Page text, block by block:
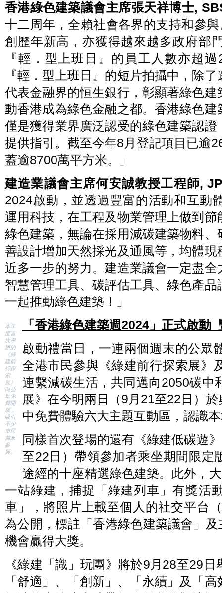
匯
聚
來
府
及
業
的
嘉
賓，
見
證
香
港
綠
色
建
築
週
正
式
動。
BBS,
JP（中）、
建
造
議
會
主
席
安
教
授
工
程
師,
JP（左
二）
以
及
港
綠
建
築
會
席
張
天
祥
博
士,
SBS（右
二）
擔
主
禮
賓，
參
與
啟
動
儀
式，
共
同
啟
動
象
徵
通
往
2050
碳
中
和
的
與
造
業
議
會
境
及
持
續
發
展
香港綠色建築議會主席張天祥博士,
十二周年，全賴社會各界的支持和參
創歷年新高，亦獲得越來越多政府部
『輕．型上班日』的員工人數亦超
『輕．型上班日』的短片拍攝中，除
代表金融界的恒生銀行，彰顯著綠色
動香港成為綠色金融之都。香港綠色
僅是獲得業界廣泛認受的綠色建築認
提供指引。截至今年8月登記項目已逾
蓋逾8700萬平方米。」
建造業議會主席何安誠教授工程師,
2024啟動，並透過豐富的活動和互動
運用科技，在工程及物業管理上做到
綠色建築，無論在採用減碳建築物料
善設計增加天然採光及通風等，均體
近多一步的努力。建造業議會一定盡
智慧管理工具、碳評估工具、綠色產
一起推動綠色建築！」
本年
度首
次舉
辦的
《綠
建前
行探
索
展》
向公
眾免
費開
放，
吸引
不少
市民
前來
參
與。
「香港綠色建築週2024 」正式啟動
啟動禮當日，一連兩個週末的公眾
全港市民參與《綠建前行探索展》
連繫減碳生活，共同邁向2050碳中
展》在今明兩日（9月21至22日）
中免費體驗六大主題互動區，認識
同樣首次登場的還有《綠建低碳遊
至22日）帶領參加者乘坐期間限定
途經的十座精選綠色建築。此外，
一站綠建，捕捉「綠建列車」有獎活
車」，將照片上載至個人的社交平台
為公開，標註「香港綠色建築議會」
機會贏得大獎。
《綠建「識」玩團》將於9月28至29
「舒適」、「創新」、「永續」及「